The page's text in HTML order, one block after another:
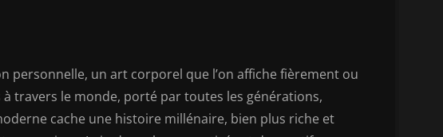
personnelle, un art corporel que l’on affiche fièrement ou
travers le monde, porté par toutes les générations,
cache une histoire millénaire, bien plus riche et